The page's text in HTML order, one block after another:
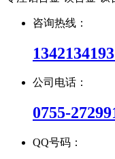
咨询热线：
公司电话：
0755-
QQ号码：